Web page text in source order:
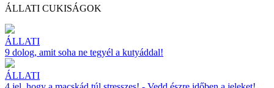
ÁLLATI CUKISÁGOK
ÁLLATI
9 dolog, amit soha ne tegyél a kutyáddal!
ÁLLATI